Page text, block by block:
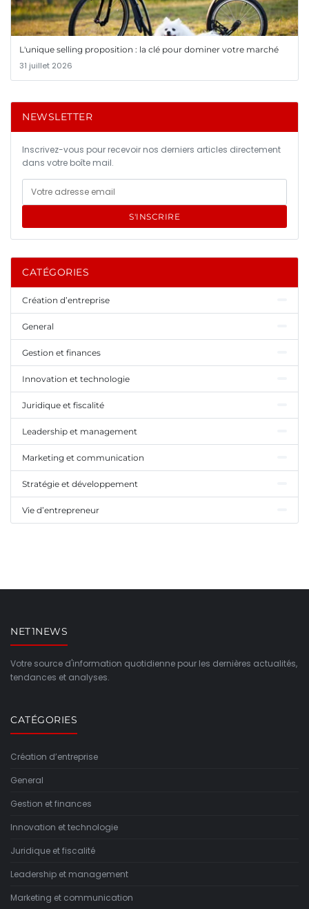
L'unique selling proposition : la clé pour dominer votre marché
31 juillet 2026
NEWSLETTER
Inscrivez-vous pour recevoir nos derniers articles directement
dans votre boîte mail.
S'INSCRIRE
CATÉGORIES
Création d’entreprise
General
Gestion et finances
Innovation et technologie
Juridique et fiscalité
Leadership et management
Marketing et communication
Stratégie et développement
Vie d’entrepreneur
NET1NEWS
Votre source d'information quotidienne pour les dernières actualités,
tendances et analyses.
CATÉGORIES
Création d’entreprise
General
Gestion et finances
Innovation et technologie
Juridique et fiscalité
Leadership et management
Marketing et communication